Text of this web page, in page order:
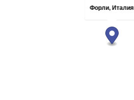
Форли, Италия